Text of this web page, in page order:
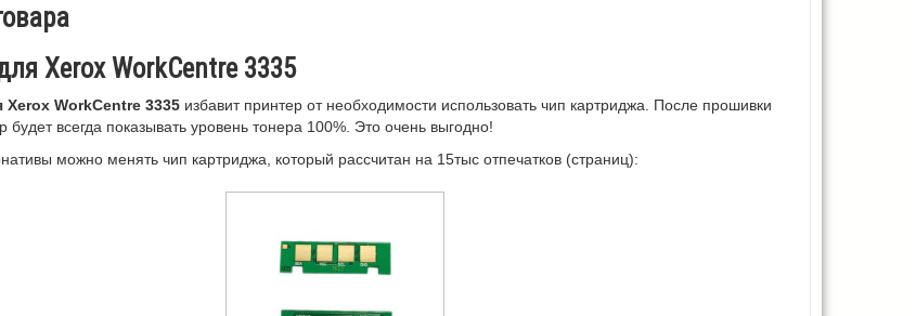
Xerox WorkCentre 3335
WorkCentre 3335избавит принтер от необходимости использовать чип картриджа. После прошивки
будет всегда показывать уровень тонера 100%. Это очень выгодно!
можно менять чип картриджа, который рассчитан на 15тыс отпечатков (страниц):